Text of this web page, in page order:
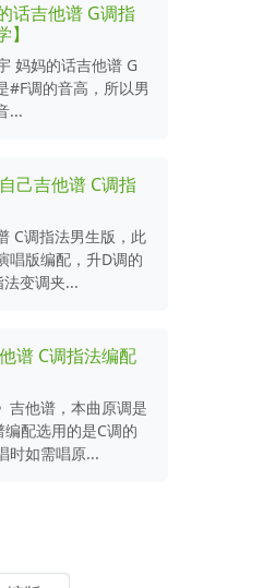
话吉他谱 G调指
妈妈的话吉他谱 G
#F调的音高，所以男
...
己吉他谱 C调指
C调指法男生版，此
唱版编配，升D调的
变调夹...
谱 C调指法编配
吉他谱，本曲原调是
配选用的是C调的
时如需唱原...